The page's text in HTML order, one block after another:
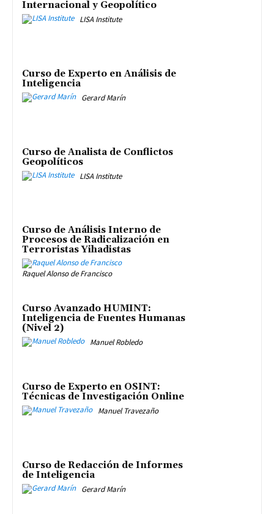
Internacional y Geopolítico
LISA Institute
Curso de Experto en Análisis de
Inteligencia
Gerard Marín
Curso de Analista de Conflictos
Geopolíticos
LISA Institute
Curso de Análisis Interno de
Procesos de Radicalización en
Terroristas Yihadistas
Raquel Alonso de Francisco
Curso Avanzado HUMINT:
Inteligencia de Fuentes Humanas
(Nivel 2)
Manuel Robledo
Curso de Experto en OSINT:
Técnicas de Investigación Online
Manuel Travezaño
Curso de Redacción de Informes
de Inteligencia
Gerard Marín